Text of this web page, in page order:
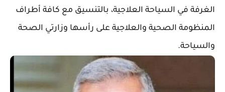
الغرفة في السياحة العلاجية، بالتنسيق مع كافة أطراف
المنظومة الصحية والعلاجية على رأسها وزارتي الصحة
والسياحة.